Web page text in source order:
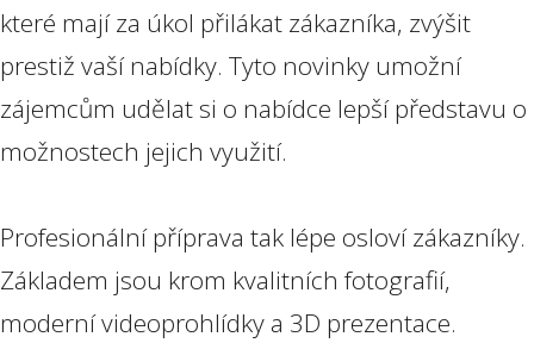
které mají za úkol přilákat zákazníka, zvýšit
prestiž vaší nabídky. Tyto novinky umožní
zájemcům udělat si o nabídce lepší představu o
možnostech jejich využití.
Profesionální příprava tak lépe osloví zákazníky.
Základem jsou krom kvalitních fotografií,
moderní videoprohlídky a 3D prezentace.